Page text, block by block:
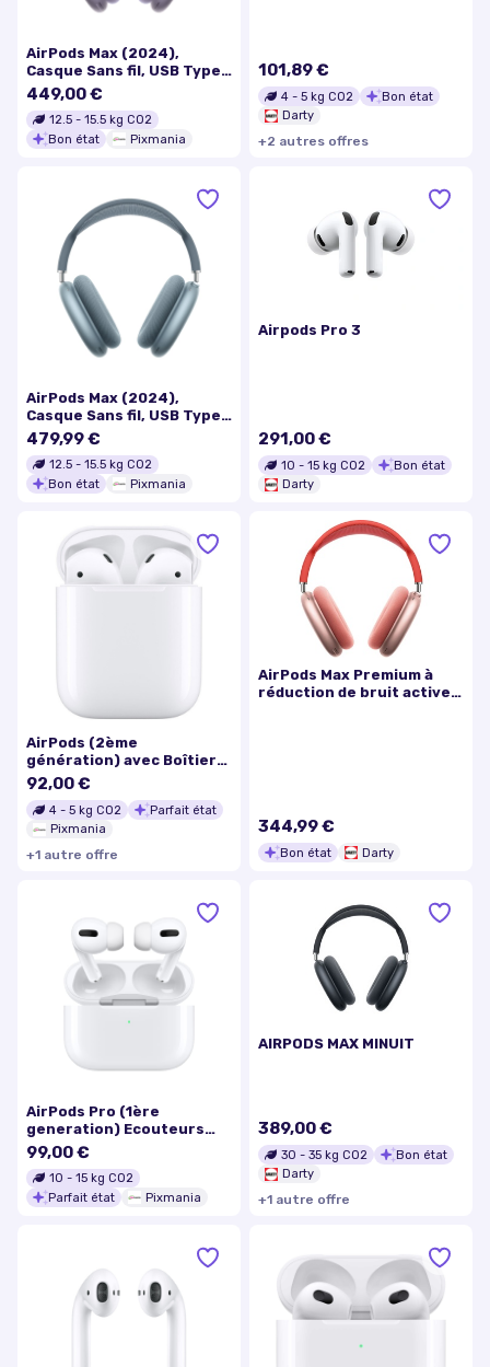
AirPods Max (2024),
Casque Sans fil, USB Type-
C Bluetooth, Mauve - Bon
449,00 €
12.5 - 15.5 kg CO2
Bon état
Pixmania
101,89 €
4 - 5 kg CO2
Bon état
Darty
+2 autres offres
AirPods Max (2024),
Casque Sans fil, USB Type-
C Bluetooth, Bleu - Bon
état
479,99 €
12.5 - 15.5 kg CO2
Bon état
Pixmania
Airpods Pro 3
291,00 €
10 - 15 kg CO2
Bon état
Darty
AirPods (2ème
génération) avec Boîtier
de charge filaire -
Excellent état
92,00 €
4 - 5 kg CO2
Parfait état
Pixmania
+1 autre offre
AirPods Max Premium à
réduction de bruit active
344,99 €
Bon état Darty
AirPods Pro (1ère
generation) Ecouteurs
avec Réduction active du
bruit, Blanc - Excellent
état
99,00 €
10 - 15 kg CO2
Parfait état
Pixmania
AIRPODS MAX MINUIT
389,00 €
30 - 35 kg CO2
Bon état
Darty
+1 autre offre